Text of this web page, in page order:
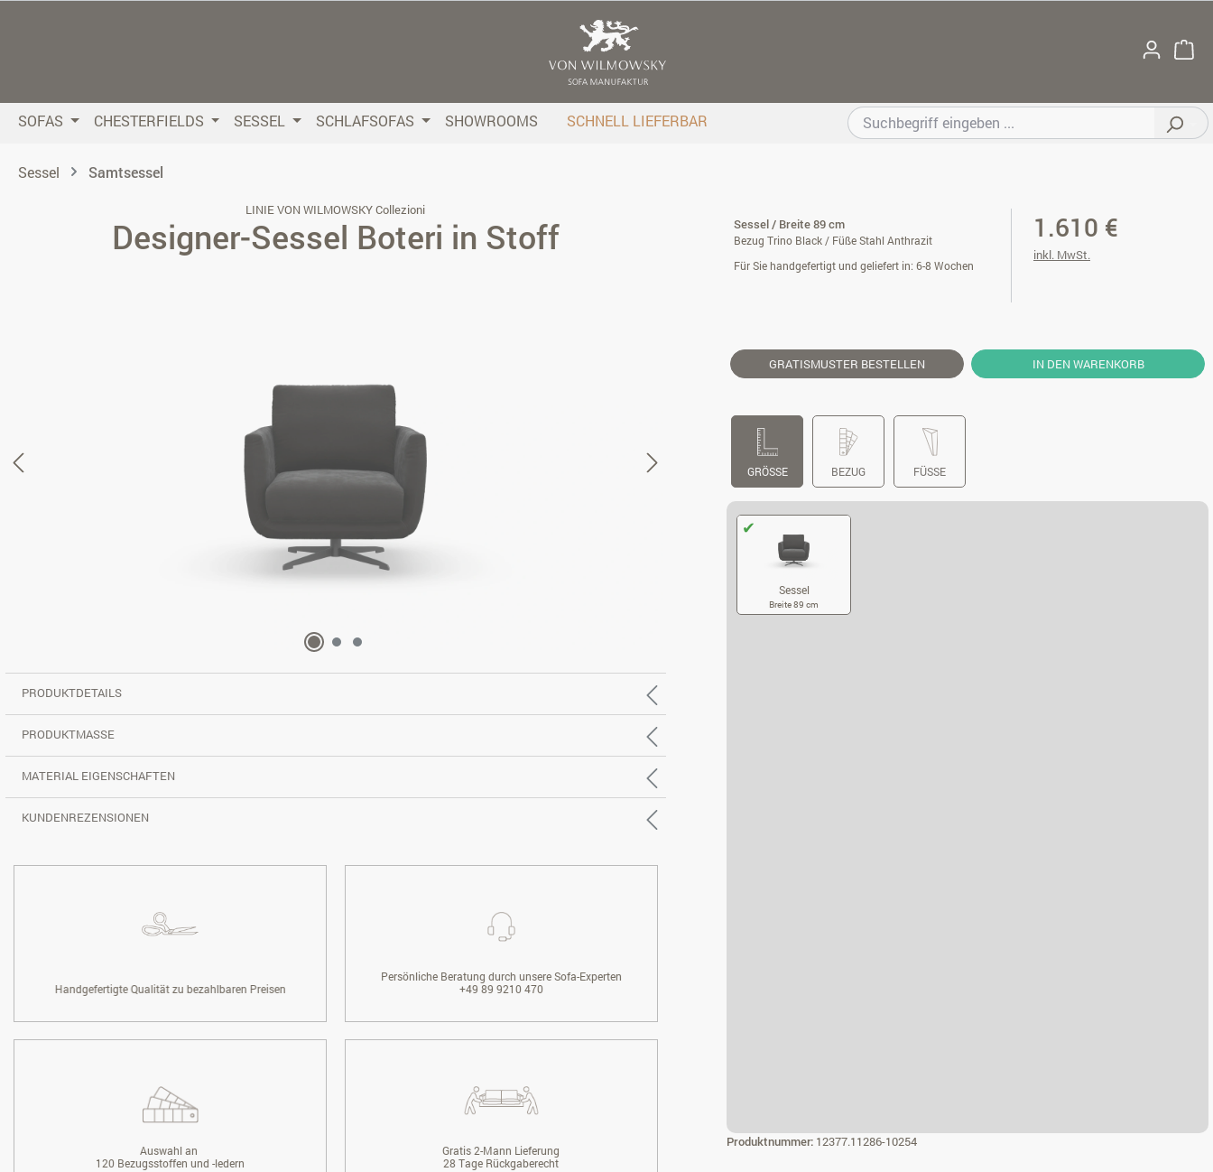
SOFAS CHESTERFIELDS SESSEL SCHLAFSOFAS SHOWROOMS SCHNELL LIEFERBAR
Sessel Samtsessel
LINIE VON WILMOWSKY Collezioni
Designer-Sessel Boteri in Stoff Sessel / Breite 89 cm
Bezug Trino Black / Füße Stahl Anthrazit
Für Sie handgefertigt und geliefert in: 6-8 Wochen
1.610 €
inkl. MwSt.
GRATISMUSTER BESTELLEN IN DEN WARENKORB
GRÖSSE BEZUG FÜSSE
Sessel
Breite 89 cm
Produktnummer: 12377.11286-10254
PRODUKTDETAILS
PRODUKTMASSE
MATERIAL EIGENSCHAFTEN
KUNDENREZENSIONEN
Handgefertigte Qualität zu bezahlbaren Preisen
Persönliche Beratung durch unsere Sofa-Experten
+49 89 9210 470
Auswahl an
120 Bezugsstoffen und -ledern
Gratis 2-Mann Lieferung
28 Tage Rückgaberecht